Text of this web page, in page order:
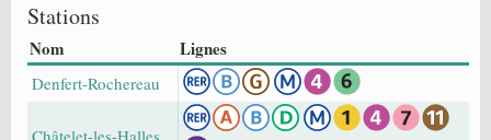
Stations
Nom Lignes
Denfert-Rochereau
Châtelet-les-Halles